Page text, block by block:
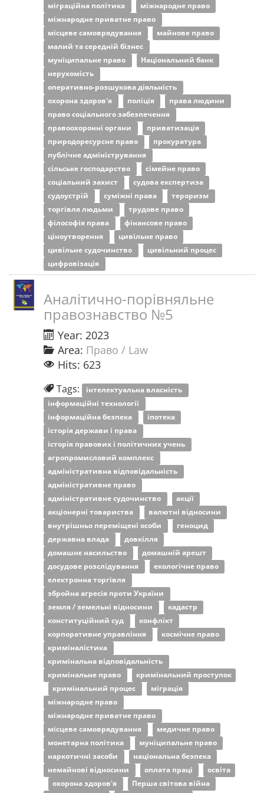
міграційна політика
міжнародне право
міжнародне приватне право
місцеве самоврядування
майнове право
малий та середній бізнес
муніципальне право
Національний банк
нерухомість
оперативно-розшукова діяльність
охорона здоров'я
поліція
права людини
право соціального забезпечення
правоохоронні органи
приватизація
природоресурсне право
прокуратура
публічне адміністрування
сільське господарство
сімейне право
соціальний захист
судова експертиза
судоустрій
суміжні права
тероризм
торгівля людьми
трудове право
філософія права
фінансове право
ціноутворення
цивільне право
цивільне судочинство
цивільний процес
цифровізація
Аналітично-порівняльне
правознавство №5
Year: 2023
Area: Право / Law
Hits: 623
Tags: інтелектуальна власність
інформаційні технології
інформаційна безпека
іпотека
історія держави і права
історія правових і політичних учень
агропромисловий комплекс
адміністративна відповідальність
адміністративне право
адміністративне судочинство
акції
акціонерні товариства
валютні відносини
внутрішньо переміщені особи
геноцид
державна влада
довкілля
домашнє насильство
домашній арешт
досудове розслідування
екологічне право
електронна торгівля
збройна агресія проти України
земля / земельні відносини
кадастр
конституційний суд
конфлікт
корпоративне управління
космічне право
криміналістика
кримінальна відповідальність
кримінальне право
кримінальний проступок
кримінальний процес
міграція
міжнародне право
міжнародне приватне право
місцеве самоврядування
медичне право
монетарна політика
муніципальне право
наркотичні засоби
національна безпека
немайнові відносини
оплата праці
освіта
охорона здоров'я
Перша світова війна